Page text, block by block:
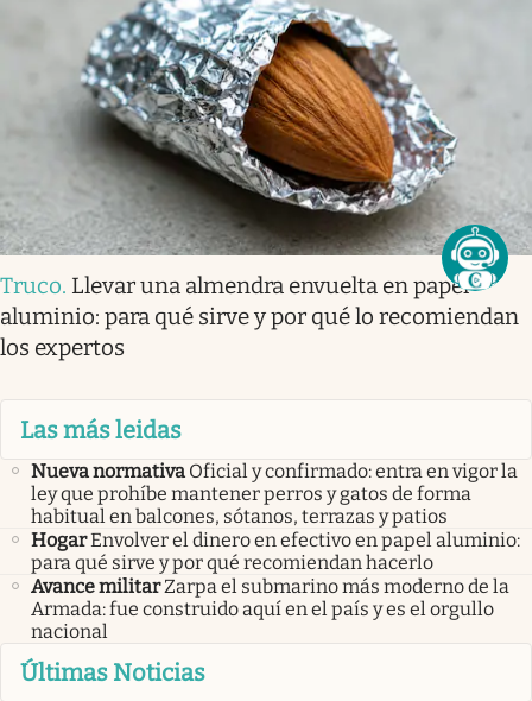
Truco. Llevar una almendra envuelta en papel
aluminio: para qué sirve y por qué lo recomiendan
los expertos
Las más leidas
Nueva normativa Oficial y confirmado: entra en vigor la
ley que prohíbe mantener perros y gatos de forma
habitual en balcones, sótanos, terrazas y patios
HogarEnvolver el dinero en efectivo en papel aluminio:
para qué sirve y por qué recomiendan hacerlo
Avance militarZarpa el submarino más moderno de la
Armada: fue construido aquí en el país y es el orgullo
nacional
Últimas Noticias